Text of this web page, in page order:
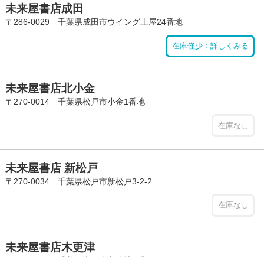
未来屋書店成田
〒286-0029 千葉県成田市ウイング土屋24番地
在庫僅少：詳しくみる
未来屋書店北小金
〒270-0014 千葉県松戸市小金1番地
在庫なし
未来屋書店 新松戸
〒270-0034 千葉県松戸市新松戸3-2-2
在庫なし
未来屋書店木更津